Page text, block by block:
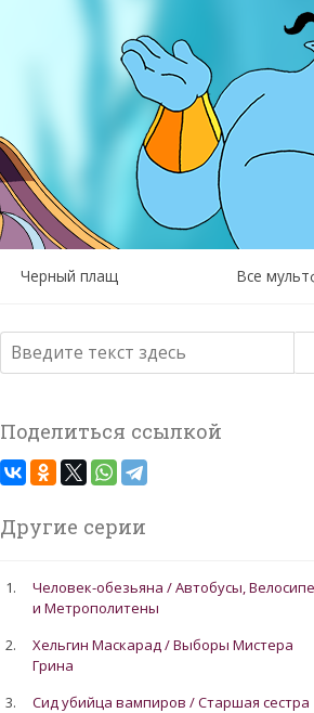
Черный плащ Все
Поделиться ссылкой
Другие серии
1.
Человек-обезьяна / Автобусы,
и Метрополитены
2.
Хельгин Маскарад / Выборы Мистера
Грина
3.
Сид убийца вампиров / Старшая сестра